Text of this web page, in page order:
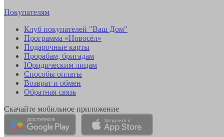
Покупателям
Клуб покупателей "Ваш Дом"
Программа «Новосёл»
Подарочные карты
Прорабам, бригадам
Юридическим лицам
Способы оплаты
Возврат и обмен
Обратная связь
Скачайте мобильное приложение